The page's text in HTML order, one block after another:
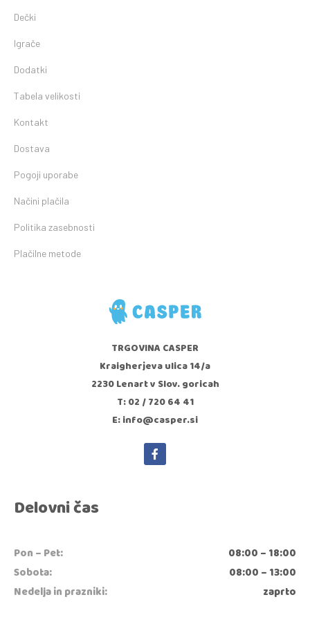
Dečki
Igrače
Dodatki
Tabela velikosti
Kontakt
Dostava
Pogoji uporabe
Načini plačila
Politika zasebnosti
Plačilne metode
TRGOVINA CASPER
Kraigherjeva ulica 14/a
2230 Lenart v Slov. goricah
T: 02 / 720 64 41
E: info@casper.si
Delovni čas
Pon – Pet:
08:00 – 18:00
Sobota:
08:00 – 13:00
Nedelja in prazniki:
zaprto